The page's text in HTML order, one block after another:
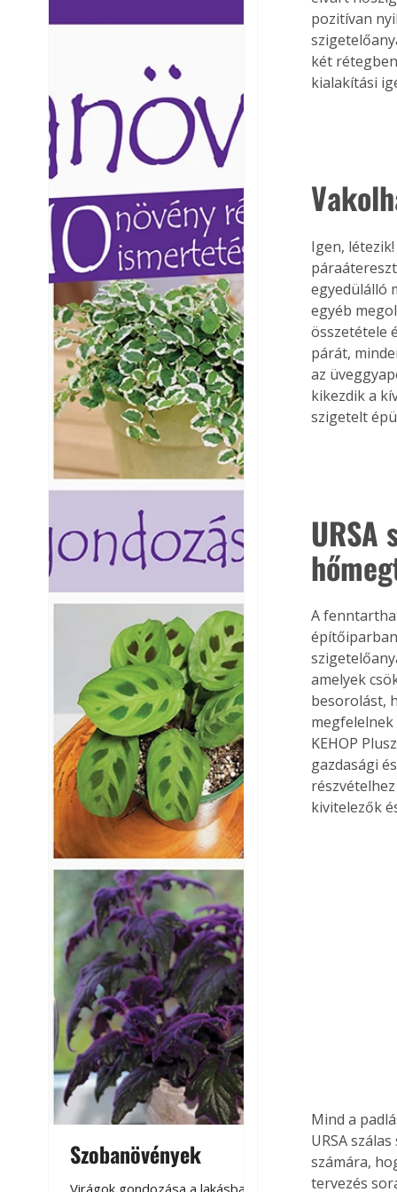
Ezermester
Laptapir kényelmes
mert: – t
Szobanövények
Virágoskert:
teraszon,
pozitívan
két
kialakítási
Igen,
egyedülálló
egyéb
összetétele
párát,
az
kikezdik a
szigetelt
A
amelyek
besorolást,
KEHOP
gazdasági
kivitelezők
Mind a
URSA
számára,
tervezés